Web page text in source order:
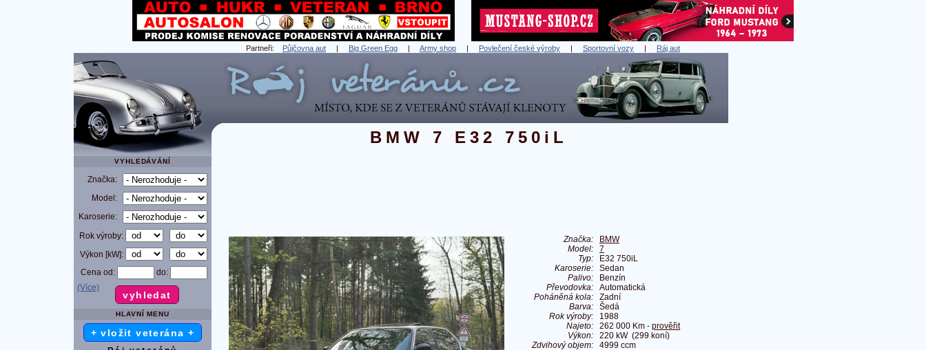
Partneři: Půjčovna aut | Big Green Egg | Army shop | Povlečení české výroby | Sportovní vozy | Ráj aut
BMW 7 E32 750iL
VYHLEDÁVÁNÍ
Značka:
Model:
Karoserie:
Rok výroby:
Výkon [kW]:
Cena od:
do:
(Více)
HLAVNÍ MENU
+ vložit veterána +
Značka:
BMW
Model:
7
Typ:
E32 750iL
Karoserie:
Sedan
Palivo:
Benzín
Převodovka:
Automatická
Poháněná kola:
Zadní
Barva:
Šedá
Rok výroby:
1988
Najeto:
262 000 Km - prověřit
Výkon:
220 kW (299 koní)
Zdvihový objem:
4999 ccm